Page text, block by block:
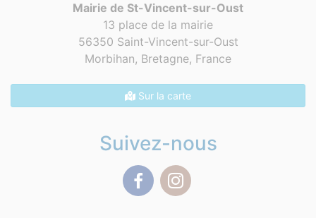
Mairie de St-Vincent-sur-Oust
13 place de la mairie
56350 Saint-Vincent-sur-Oust
Morbihan, Bretagne, France
Sur la carte
Suivez-nous